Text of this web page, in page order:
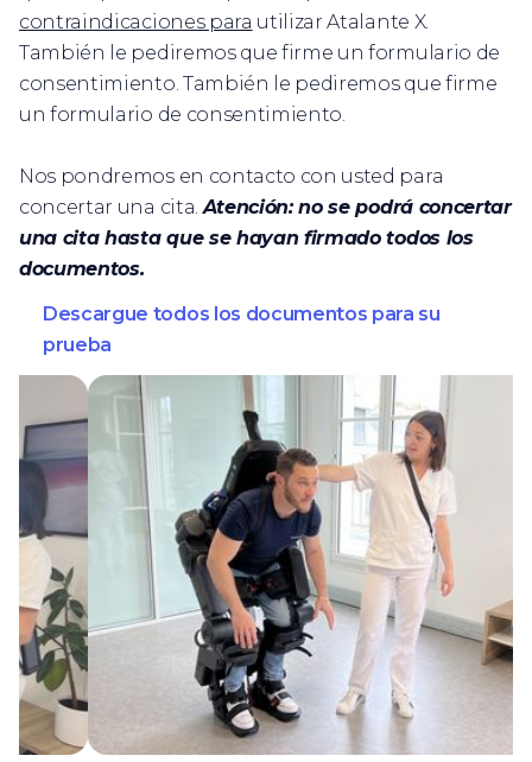
contraindicaciones para utilizar Atalante X.
También le pediremos que firme un formulario de
consentimiento. También le pediremos que firme
un formulario de consentimiento.
Nos pondremos en contacto con usted para
concertar una cita.Atención: no se podrá concertar
una cita hasta que se hayan firmado todos los
documentos.
Descargue todos los documentos para su
prueba